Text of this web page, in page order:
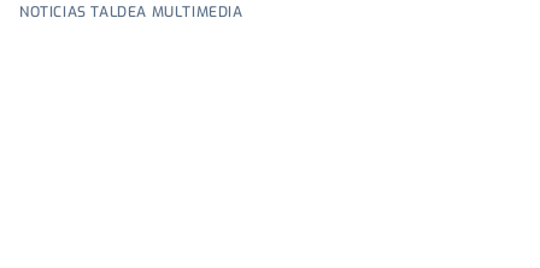
NOTICIAS TALDEA MULTIMEDIA